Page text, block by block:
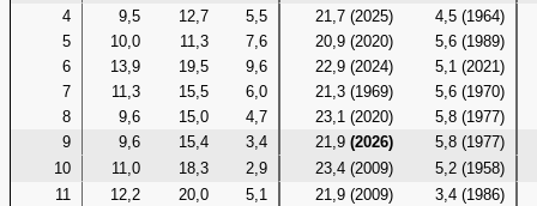
4
9,5 12,7 5,5 21,7 (2025)
4,5 (1964)
5
10,0 11,3 7,6 20,9 (2020)
5,6 (1989)
6
13,9 19,5 9,6 22,9 (2024)
5,1 (2021)
7
11,3 15,5 6,0 21,3 (1969)
5,6 (1970)
8
9,6 15,0 4,7 23,1 (2020)
5,8 (1977)
9
9,6 15,4 3,4 21,9(2026)
5,8 (1977)
10
11,0 18,3 2,9 23,4 (2009)
5,2 (1958)
11
12,2 20,0 5,1 21,9 (2009)
3,4 (1986)